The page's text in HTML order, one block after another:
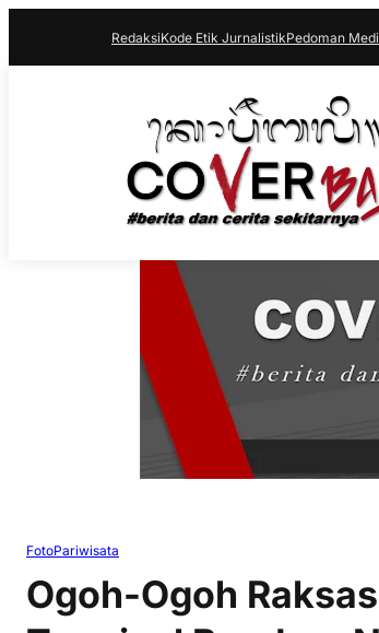
RedaksiKode Etik JurnalistikPedoman
FotoPariwisata
Ogoh-Ogoh